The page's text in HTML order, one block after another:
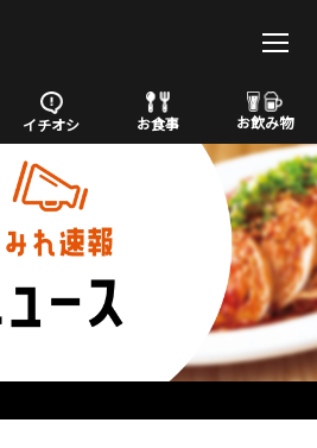
イチオシ お食事 お飲み物